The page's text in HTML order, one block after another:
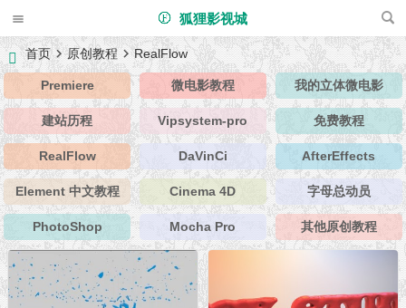
狐狸影视城
首页 原创教程 RealFlow
Premiere 微电影教程 我的立体微电影
建站历程 Vipsystem-pro 免费教程
RealFlow DaVinCi AfterEffects
Element 中文教程 Cinema 4D 字母总动员
PhotoShop Mocha Pro 其他原创教程